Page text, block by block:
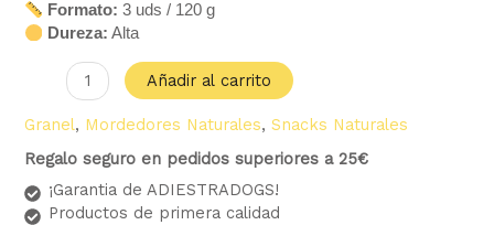
Formato: 3 uds / 120 g
Dureza: Alta
Añadir al carrito
Granel, Mordedores Naturales,Snacks Naturales
Regalo seguro en pedidos superiores a 25€
¡Garantia de ADIESTRADOGS!
Productos de primera calidad